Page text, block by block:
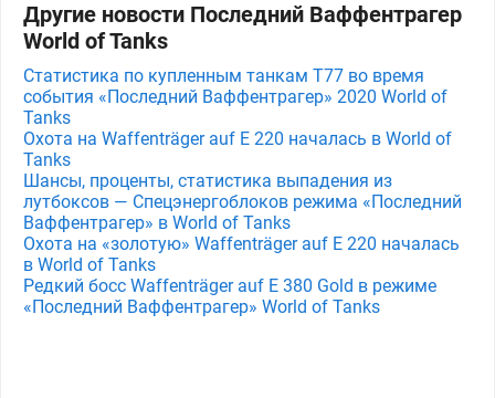
Другие новости Последний Ваффентрагер
World of Tanks
Статистика по купленным танкам T77 во время
события «Последний Ваффентрагер» 2020 World of
Tanks
Охота на Waffenträger auf E 220 началась в World of
Tanks
Шансы, проценты, статистика выпадения из
лутбоксов — Спецэнергоблоков режима «Последний
Ваффентрагер» в World of Tanks
Охота на «золотую» Waffenträger auf E 220 началась
в World of Tanks
Редкий босс Waffenträger auf E 380 Gold в режиме
«Последний Ваффентрагер» World of Tanks